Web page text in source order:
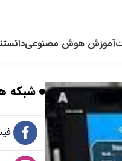
آموزش هوش مصنوعی
شبکه